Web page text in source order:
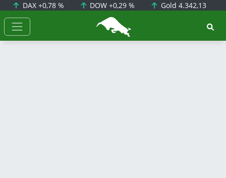
DAX +0,78 % DOW+0,29 % Gold 4.342,13
BörsenNEWS.de